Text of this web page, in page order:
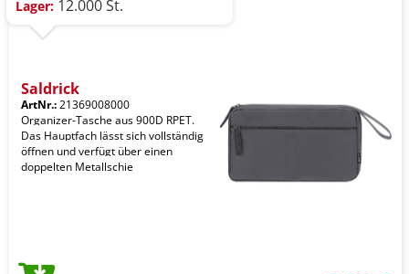
Lager: 12.000 St.
Saldrick
ArtNr.:21369008000
Organizer-Tasche aus 900D RPET.
Das Hauptfach lässt sich vollständig
öffnen und verfügt über einen
doppelten Metallschie